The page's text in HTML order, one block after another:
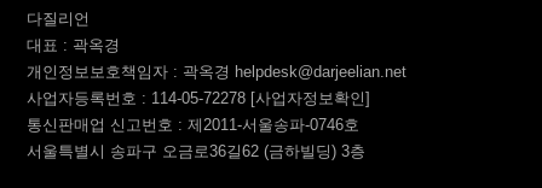
다질리언
대표 : 곽옥경
개인정보보호책임자 : 곽옥경 helpdesk@darjeelian.net
사업자등록번호 : 114-05-72278 [사업자정보확인]
통신판매업 신고번호 : 제2011-서울송파-0746호
서울특별시 송파구 오금로36길62 (금하빌딩) 3층